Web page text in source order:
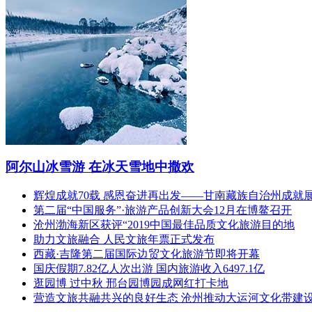
阿尔山冰雪游 在冰天雪地中撒欢
辉煌成就70载 感恩奋进再出发——甘南藏族自治州成就
第二届“中国服务”·旅游产品创新大会12月在博鳌召开
沧州渤海新区获评“2019中国最佳品质文化旅游目的地
助力文旅融合 人民文旅年票正式发布
西藏·吉隆第二届国际边贸文化旅游节即将开幕
国庆假期7.82亿人次出游 国内旅游收入6497.1亿
逛园博 过中秋 邢台园博园成网红打卡地
营造文旅共融共兴的良好生态 沧州推动大运河文化带建